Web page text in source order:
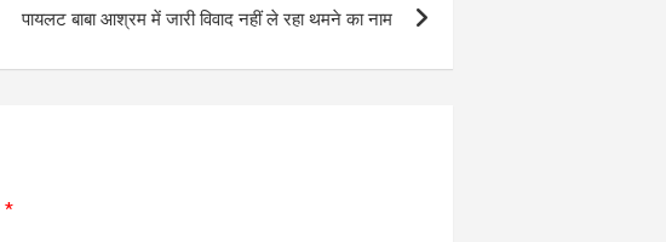
पायलट बाबा आश्रम में जारी विवाद नहीं ले रहा थमने का नाम
*